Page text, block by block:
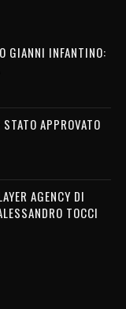
GIANNI INFANTINO:
APPROVATO
AGENCY DI
TOCCI